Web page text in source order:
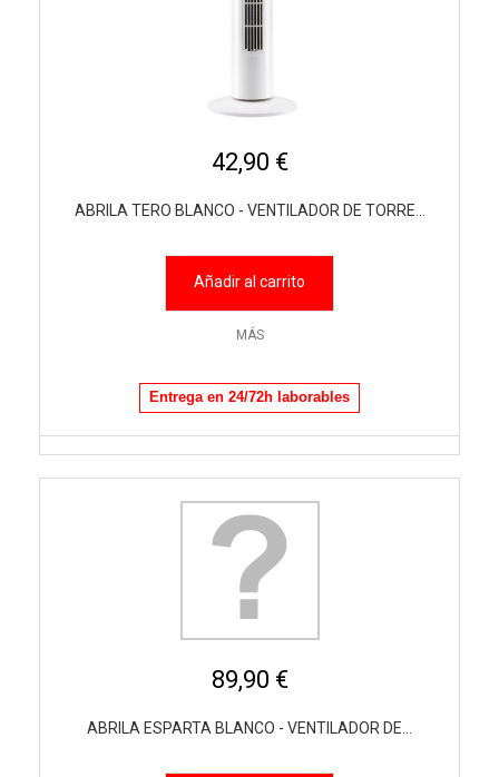
42,90 €
ABRILA TERO BLANCO - VENTILADOR DE TORRE...
Añadir al carrito
MÁS
Entrega en 24/72h laborables
89,90 €
ABRILA ESPARTA BLANCO - VENTILADOR DE...